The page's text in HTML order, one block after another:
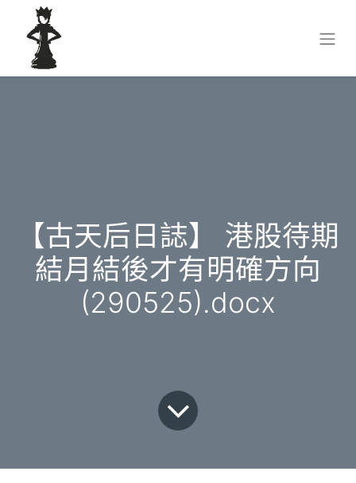
【古天后日誌】 港股待期
結月結後才有明確方向
(290525).docx